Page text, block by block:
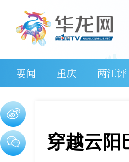
要闻 重庆 两江评
穿越云阳